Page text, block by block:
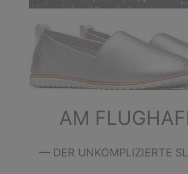
AM
— DER UNKOMPLIZIERTE